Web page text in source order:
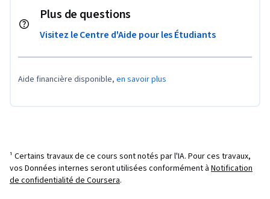
Plus de questions
Visitez le Centre d'Aide pour les Étudiants
Aide financière disponible, en savoir plus
¹ Certains travaux de ce cours sont notés par l'IA. Pour ces travaux,
vos Données internes seront utilisées conformément à Notification
de confidentialité de Coursera.